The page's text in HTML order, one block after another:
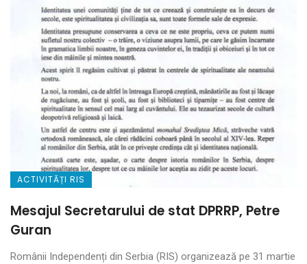
ACTIVITĂȚI RIS
Mesajul Secretarului de stat DPRRP, Petre
Guran
Românii Independenți din Serbia (RIS) organizează pe 31 martie